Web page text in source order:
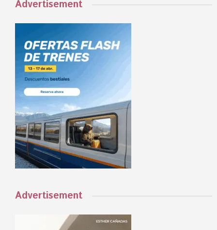
Advertisement
Advertisement